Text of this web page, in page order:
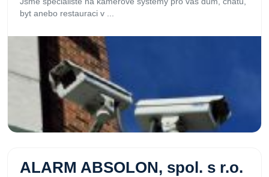
byt anebo restauraci v ...
ALARM ABSOLON, spol. s r.o.